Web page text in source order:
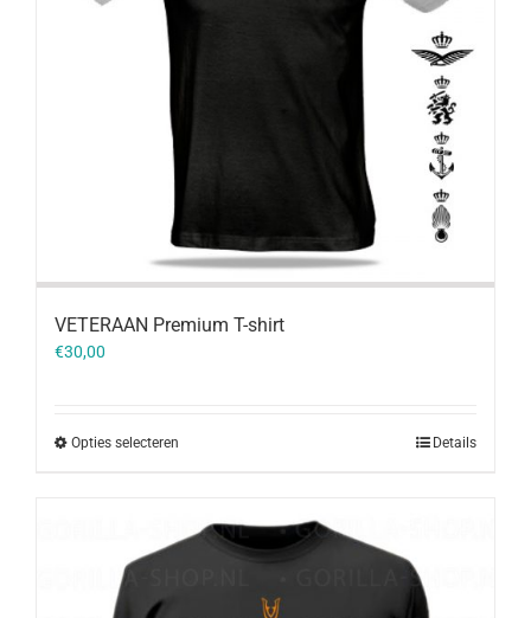
VETERAAN Premium T-shirt
€30,00
Opties selecteren Details